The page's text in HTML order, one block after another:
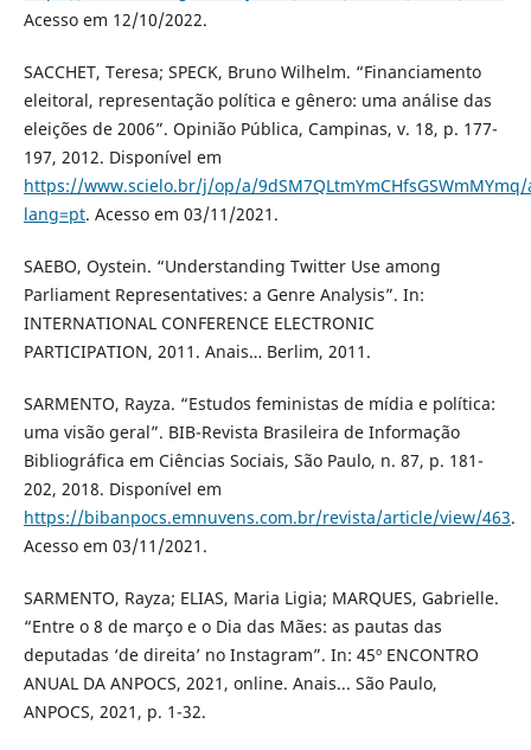
Acesso em 12/10/2022.
SACCHET, Teresa; SPECK, Bruno Wilhelm. “Financiamento
eleitoral, representação política e gênero: uma análise das
eleições de 2006”. Opinião Pública, Campinas, v. 18, p. 177-
197, 2012. Disponível em
https://www.scielo.br/j/op/a/
lang=pt. Acesso em 03/11/2021.
SAEBO, Oystein. “Understanding Twitter Use among
Parliament Representatives: a Genre Analysis”. In:
INTERNATIONAL CONFERENCE ELECTRONIC
PARTICIPATION, 2011. Anais… Berlim, 2011.
SARMENTO, Rayza. “Estudos feministas de mídia e política:
uma visão geral”. BIB-Revista Brasileira de Informação
Bibliográfica em Ciências Sociais, São Paulo, n. 87, p. 181-
202, 2018. Disponível em
https://bibanpocs.emnuvens.com.br/revista/article/view/463.
Acesso em 03/11/2021.
SARMENTO, Rayza; ELIAS, Maria Ligia; MARQUES, Gabrielle.
“Entre o 8 de março e o Dia das Mães: as pautas das
deputadas ‘de direita’ no Instagram”. In: 45º ENCONTRO
ANUAL DA ANPOCS, 2021, online. Anais... São Paulo,
ANPOCS, 2021, p. 1-32.